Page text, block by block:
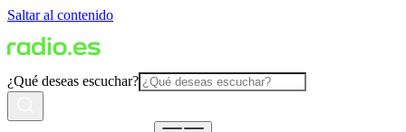
Saltar al contenido
¿Qué deseas escuchar?